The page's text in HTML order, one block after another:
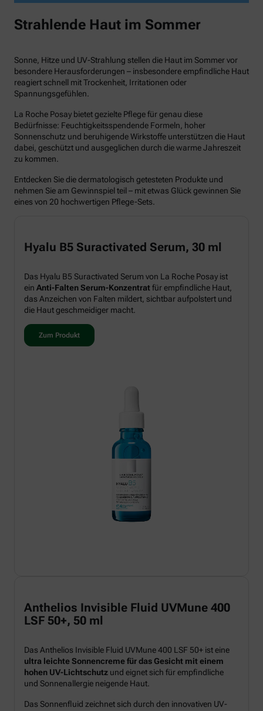
Strahlende Haut im Sommer
Sonne, Hitze und UV-Strahlung stellen die Haut im Sommer vor
besondere Herausforderungen – insbesondere empfindliche Haut
reagiert schnell mit Trockenheit, Irritationen oder
Spannungsgefühlen.
La Roche Posay bietet gezielte Pflege für genau diese
Bedürfnisse: Feuchtigkeitsspendende Formeln, hoher
Sonnenschutz und beruhigende Wirkstoffe unterstützen die Haut
dabei, geschützt und ausgeglichen durch die warme Jahreszeit
zu kommen.
Entdecken Sie die dermatologisch getesteten Produkte und
nehmen Sie am Gewinnspiel teil – mit etwas Glück gewinnen Sie
eines von 20 hochwertigen Pflege-Sets.
Hyalu B5 Suractivated Serum, 30 ml
Das Hyalu B5 Suractivated Serum von La Roche Posay ist
ein Anti-Falten Serum-Konzentratfür empfindliche Haut,
das Anzeichen von Falten mildert, sichtbar aufpolstert und
die Haut geschmeidiger macht.
Zum Produkt
Anthelios Invisible Fluid UVMune 400
LSF 50+, 50 ml
Das Anthelios Invisible Fluid UVMune 400 LSF 50+ ist eine
ultra leichte Sonnencreme für das Gesicht mit einem
hohen UV-Lichtschutz und eignet sich für empfindliche
und Sonnenallergie neigende Haut.
Das Sonnenfluid zeichnet sich durch den innovativen UV-